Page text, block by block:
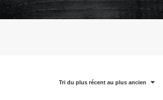
Tri du plus récent au plus ancien